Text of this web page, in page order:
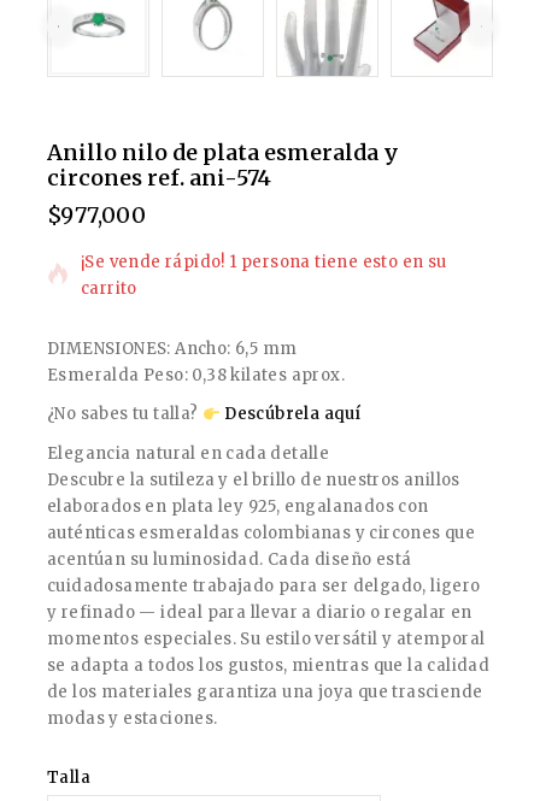
Anillo nilo de plata esmeralda y
circones ref. ani-574
$977,000
10 productos vendidos en las últimas 5 horas
¡Se vende rápido! 1 persona tiene esto en su
carrito
DIMENSIONES: Ancho: 6,5 mm
Esmeralda Peso: 0,38 kilates aprox.
¿No sabes tu talla?
Descúbrela aquí
Elegancia natural en cada detalle
Descubre la sutileza y el brillo de nuestros anillos
elaborados en plata ley 925, engalanados con
auténticas esmeraldas colombianas y circones que
acentúan su luminosidad. Cada diseño está
cuidadosamente trabajado para ser delgado, ligero
y refinado — ideal para llevar a diario o regalar en
momentos especiales. Su estilo versátil y atemporal
se adapta a todos los gustos, mientras que la calidad
de los materiales garantiza una joya que trasciende
modas y estaciones.
Talla